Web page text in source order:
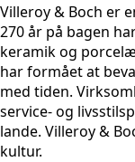
Villeroy & Boch er
270 år på bagen
keramik og
har formået at
med tiden.
service- og
lande. Villeroy &
kultur.